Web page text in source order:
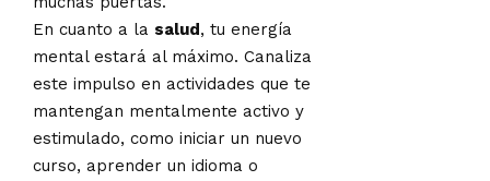
En cuanto a la salud, tu energía
mental estará al máximo. Canaliza
este impulso en actividades que te
mantengan mentalmente activo y
estimulado, como iniciar un nuevo
curso, aprender un idioma o